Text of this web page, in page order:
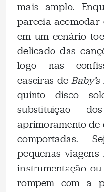
mais amplo.
parecia
em um cenário
delicado das
logo nas
caseiras de
quinto disco
substituição
aprimoramento de
comportadas.
pequenas
instrumentação
rompem com a